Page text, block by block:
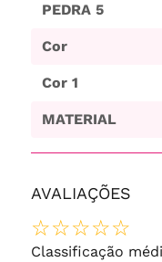
PEDRA 5
Cor
Cor 1
MATERIAL
AVALIAÇÕES
☆☆☆☆☆
Classificação